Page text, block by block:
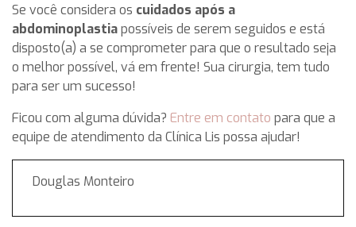
Se você considera os cuidados após a
abdominoplastiapossíveis de serem seguidos e está
disposto(a) a se comprometer para que o resultado seja
o melhor possível, vá em frente! Sua cirurgia, tem tudo
para ser um sucesso!
Ficou com alguma dúvida? Entre em contato para que a
equipe de atendimento da Clínica Lis possa ajudar!
Douglas Monteiro